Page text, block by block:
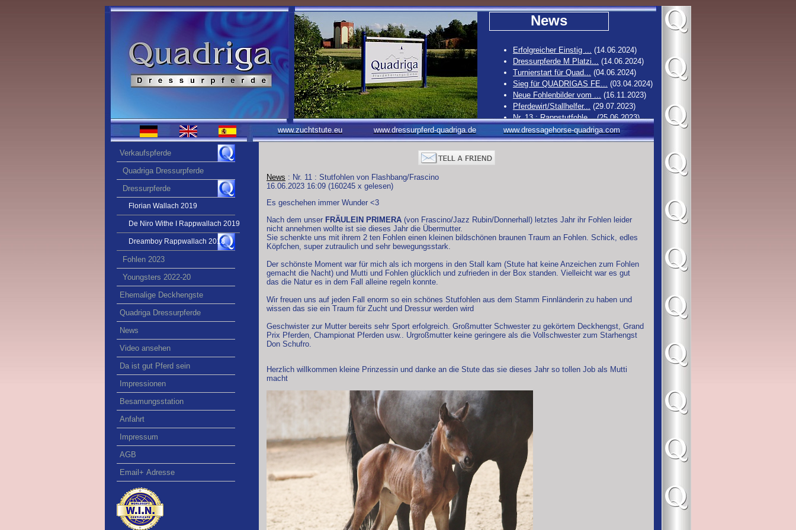
News
Erfolgreicher Einstig ... (14.06.2024)
Dressurpferde M Platzi... (14.06.2024)
Turnierstart für Quad... (04.06.2024)
Sieg für QUADRIGAS FE... (03.04.2024)
Neue Fohlenbilder vom ... (16.11.2023)
Pferdewirt/Stallhelfer... (29.07.2023)
Nr. 13 : Rappstutfohle...(25.06.2023)
Nr. 12 : Hengstfohlen ...(19.06.2023)
Nr. 11 : Stutfohlen vo...(16.06.2023)
Verkaufspferde
Quadriga Dressurpferde
Dressurpferde
Florian Wallach 2019
De Niro Withe I Rappwallach 2019
Dreamboy Rappwallach 2018
Fohlen 2023
Youngsters 2022-20
Ehemalige Deckhengste
Quadriga Dressurpferde
News
Video ansehen
Da ist gut Pferd sein
Impressionen
Besamungsstation
Anfahrt
Impressum
AGB
Email+ Adresse
www.zuchtstute.eu www.dressurpferd-quadriga.de www.dressagehorse-quadriga.com
News : Nr. 11 : Stutfohlen von Flashbang/Frascino
16.06.2023 16:09 (160245 x gelesen)
Es geschehen immer Wunder <3
Nach dem unser FRÄULEIN PRIMERA (von Frascino/Jazz Rubin/Donnerhall) letztes Jahr ihr Fohlen leider
nicht annehmen wollte ist sie dieses Jahr die Übermutter.
Sie schenkte uns mit ihrem 2 ten Fohlen einen kleinen bildschönen braunen Traum an Fohlen. Schick, edles
Köpfchen, super zutraulich und sehr bewegungsstark.
Der schönste Moment war für mich als ich morgens in den Stall kam (Stute hat keine Anzeichen zum Fohlen
gemacht die Nacht) und Mutti und Fohlen glücklich und zufrieden in der Box standen. Vielleicht war es gut
das die Natur es in dem Fall alleine regeln konnte.
Wir freuen uns auf jeden Fall enorm so ein schönes Stutfohlen aus dem Stamm Finnländerin zu haben und
wissen das sie ein Traum für Zucht und Dressur werden wird
Geschwister zur Mutter bereits sehr Sport erfolgreich. Großmutter Schwester zu gekörtem Deckhengst, Grand
Prix Pferden, Championat Pferden usw.. Urgroßmutter keine geringere als die Vollschwester zum Starhengst
Don Schufro.
Herzlich willkommen kleine Prinzessin und danke an die Stute das sie dieses Jahr so tollen Job als Mutti
macht